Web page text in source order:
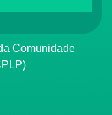
Comunidade